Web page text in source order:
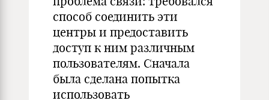
способ соединить эти
центры и предоставить
доступ к ним различным
пользователям. Сначала
была сделана попытка
использовать